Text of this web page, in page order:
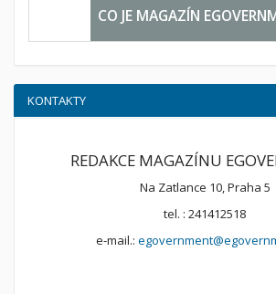
CO JE MAGAZÍN
KONTAKTY
REDAKCE MAGAZÍNU
Na Zatlance 10, Praha 5
tel. : 241412518
e-mail.: